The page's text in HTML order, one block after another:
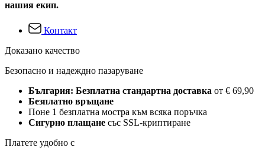
нашия екип.
Контакт
Доказано качество
Безопасно и надеждно пазаруване
България: Безплатна стандартна доставка от € 69,90
Безплатно връщане
Поне 1 безплатна мостра към всяка поръчка
Сигурно плащане със SSL-криптиране
Платете удобно с